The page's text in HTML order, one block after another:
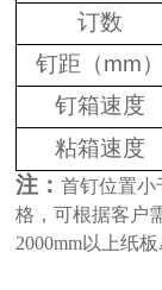
订数
钉距（mm）
钉箱速度
粘箱速度
注：首钉位置小
格，可根据客户
2000mm以上纸板